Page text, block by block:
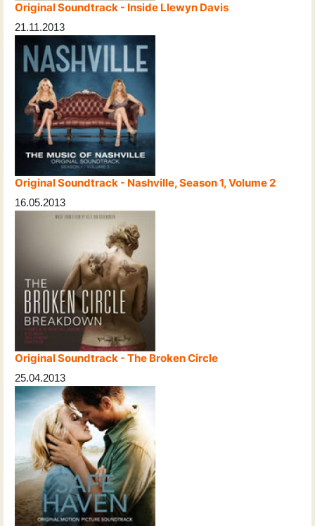
Original Soundtrack - Inside Llewyn Davis
21.11.2013
Original Soundtrack - Nashville, Season 1, Volume 2
16.05.2013
Original Soundtrack - The Broken Circle
25.04.2013